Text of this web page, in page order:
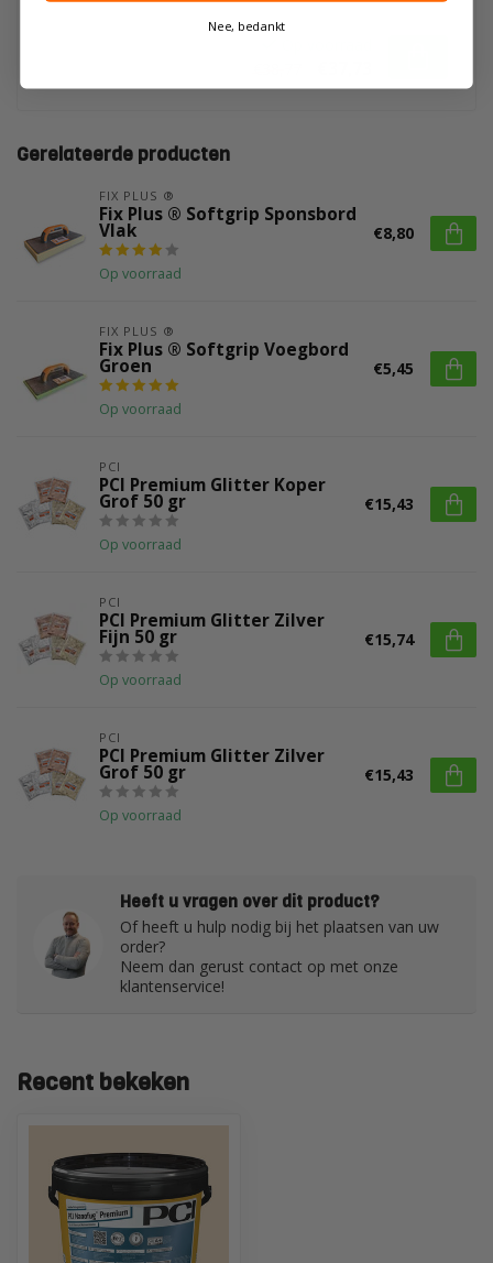
Gerelateerde producten
FIX PLUS ®
Fix Plus ® Softgrip Sponsbord
Vlak
Op voorraad
€8,80
FIX PLUS ®
Fix Plus ® Softgrip Voegbord
Groen
Op voorraad
€5,45
PCI
PCI Premium Glitter Koper
Grof 50 gr
Op voorraad
€15,43
PCI
PCI Premium Glitter Zilver
Fijn 50 gr
Op voorraad
€15,74
PCI
PCI Premium Glitter Zilver
Grof 50 gr
Op voorraad
€15,43
Heeft u vragen over dit product?
Of heeft u hulp nodig bij het plaatsen van uw
order?
Neem dan gerust contact op met onze
klantenservice!
Recent bekeken
Nee, bedankt